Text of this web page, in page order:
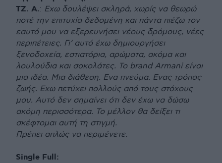
ΤΖ. Α.: Εχω δουλέψει σκληρά, χωρίς να θεωρώ
ποτέ την επιτυχία δεδομένη και πάντα πιέζω τον
εαυτό μου να εξερευνήσει νέους δρόμους, νέες
περιπέτειες. Γι’ αυτό έχω δημιουργήσει
ξενοδοχεία, εστιατόρια, αρώματα, ακόμα και
λουλούδια και σοκολάτες. Το brand Armani είναι
μια ιδέα. Μια διάθεση. Ενα πνεύμα. Ενας τρόπος
ζωής. Εχω πετύχει πολλούς από τους στόχους
μου. Αυτό δεν σημαίνει ότι δεν έχω να δώσω
ακόμη περισσότερα. Το μέλλον θα δείξει τι
σκέφτομαι αυτή τη στιγμή.
Πρέπει απλώς να περιμένετε.
Single Full: